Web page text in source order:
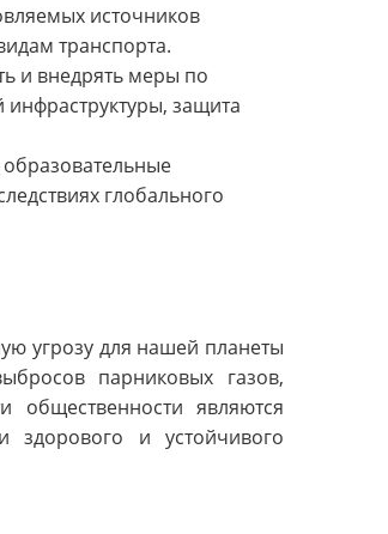
источников
транспорта.
и внедрять меры по
инфраструктуры, защита
глобального
угрозу для нашей планеты
парниковых газов,
являются
и устойчивого